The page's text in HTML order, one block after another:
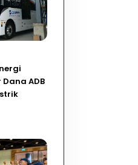
Dana ADB